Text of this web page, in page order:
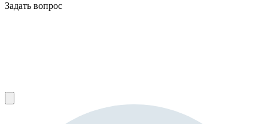
Задать вопрос